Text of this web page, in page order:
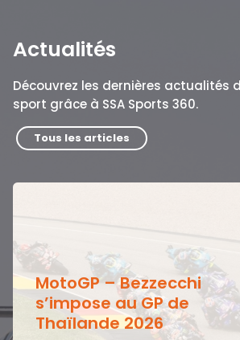
Actualités
Découvrez les dernières actualités
sport grâce à SSA Sports 360.
Tous les articles
MotoGP – Bezzecchi
s’impose au GP de
Thaïlande 2026